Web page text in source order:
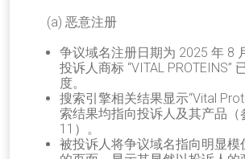
(a) 恶意注册
争议域名注册日期为 2025 年 8
投诉人商标 “VITAL PROTEINS”
度。
搜索引擎相关结果显示“Vital
索结果均指向投诉人及其产品（
11 ）。
被投诉人将争议域名指向明显模